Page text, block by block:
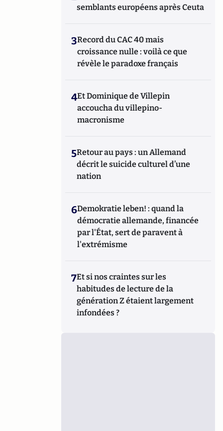
semblants européens après Ceuta
3Record du CAC 40 mais
croissance nulle : voilà ce que
révèle le paradoxe français
4Et Dominique de Villepin
accoucha du villepino-
macronisme
5Retour au pays : un Allemand
décrit le suicide culturel d’une
nation
6Demokratie leben! : quand la
démocratie allemande, financée
par l'État, sert de paravent à
l'extrémisme
7Et si nos craintes sur les
habitudes de lecture de la
génération Z étaient largement
infondées ?